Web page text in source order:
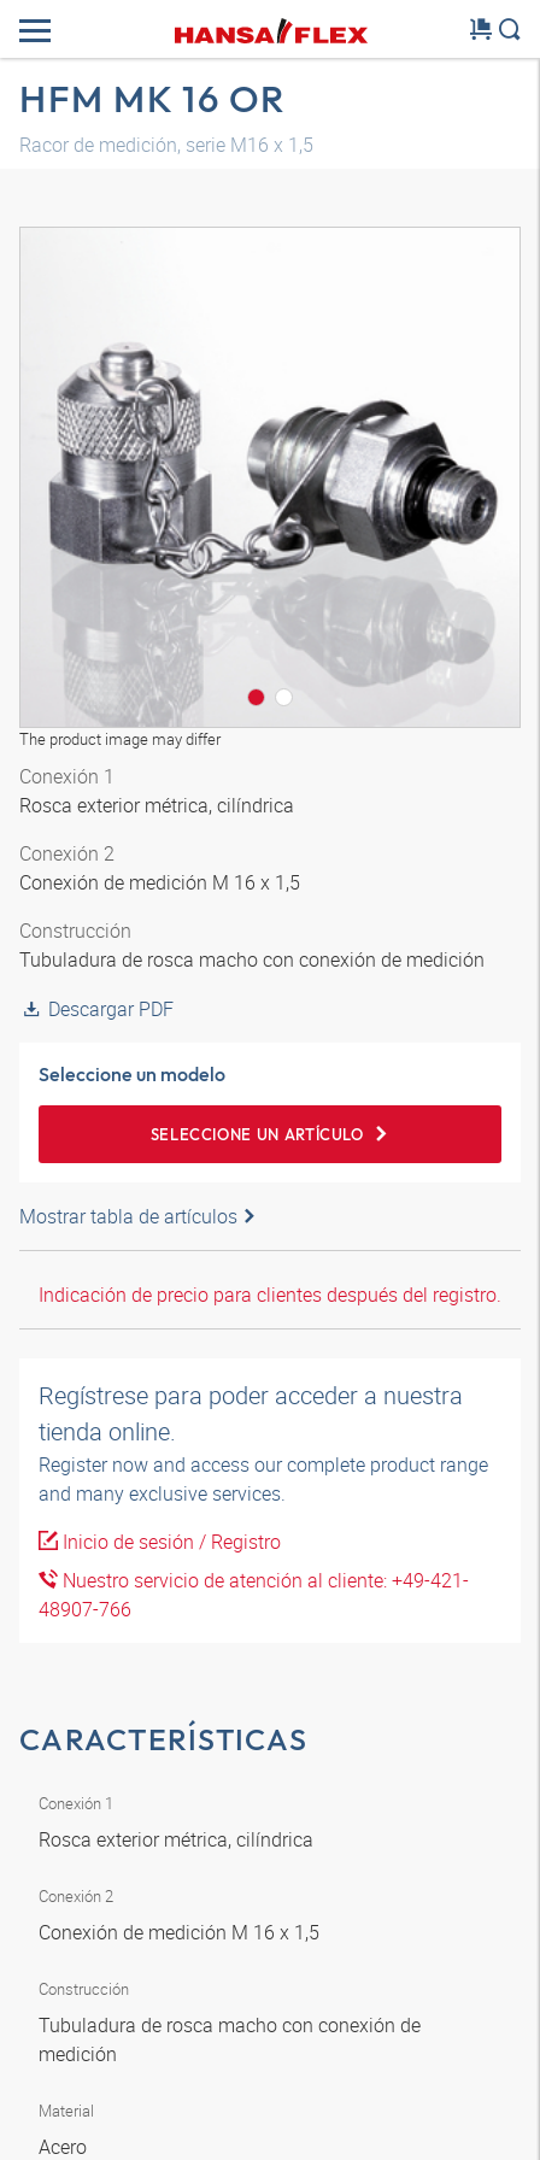
HFM MK 16 OR
Racor de medición, serie M16 x 1,5
The product image may differ
Conexión 1
Rosca exterior métrica, cilíndrica
Conexión 2
Conexión de medición M 16 x 1,5
Construcción
Tubuladura de rosca macho con conexión de medición
Descargar PDF
Seleccione un modelo
SELECCIONE UN ARTÍCULO
Mostrar tabla de artículos
Indicación de precio para clientes después del registro.
Regístrese para poder acceder a nuestra
tienda online.
Register now and access our complete product range
and many exclusive services.
Inicio de sesión / Registro
Nuestro servicio de atención al cliente: +49-421-
48907-766
CARACTERÍSTICAS
Conexión 1
Rosca exterior métrica, cilíndrica
Conexión 2
Conexión de medición M 16 x 1,5
Construcción
Tubuladura de rosca macho con conexión de
medición
Material
Acero